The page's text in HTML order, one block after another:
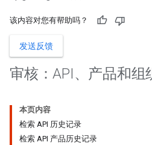
该内容对您有帮助吗？
发送反馈
审核：API、产品和组
本页内容
检索 API 历史记录
检索 API 产品历史记录